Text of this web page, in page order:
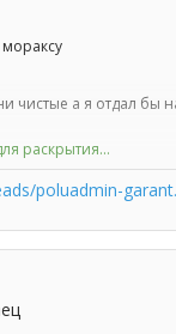
чистые а я отдал бы
раскрытия...
poluadmin-